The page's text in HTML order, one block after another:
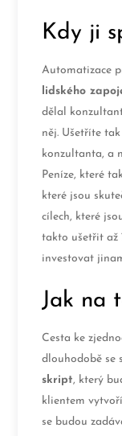
Kdy ji
Automatizace
lidského
dělal
něj. Ušetříte
konzultanta, a
Peníze, které
které jsou
cílech, které
takto ušetřit až
investovat
Jak na
Cesta ke
dlouhodobě se
skript, který
klientem
se budou